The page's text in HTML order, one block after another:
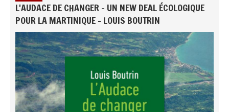
L'AUDACE DE CHANGER - UN NEW DEAL ÉCOLOGIQUE
POUR LA MARTINIQUE - LOUIS BOUTRIN